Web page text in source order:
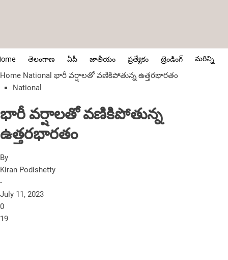
తెలంగాణ ఏపీ జాతీయం ప్రత్యేకం ట్రెండింగ్ మరిన్ని
Home National భారీ వర్షాలతో వణికిపోతున్న ఉత్తరభారతం
National
భారీ వర్షాలతో వణికిపోతున్న
ఉత్తరభారతం
By
Kiran Podishetty
-
July 11, 2023
0
19